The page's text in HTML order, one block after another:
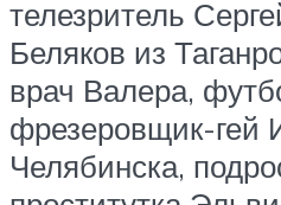
телезритель
Беляков из
врач Валера,
фрезеровщик-гей
Челябинска,